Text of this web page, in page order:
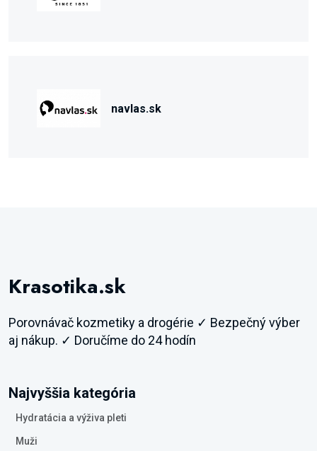
navlas.sk
Krasotika.sk
Porovnávač kozmetiky a drogérie ✓ Bezpečný výber
aj nákup. ✓ Doručíme do 24 hodín
Najvyššia kategória
Hydratácia a výživa pleti
Muži